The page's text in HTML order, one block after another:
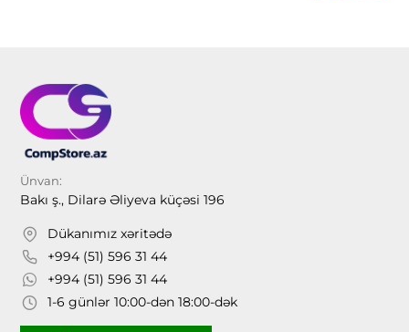
Ünvan:
Bakı ş., Dilarə Əliyeva küçəsi 196
Dükanımız xəritədə
+994 (51) 596 31 44
+994 (51) 596 31 44
1-6 günlər 10:00-dən 18:00-dək